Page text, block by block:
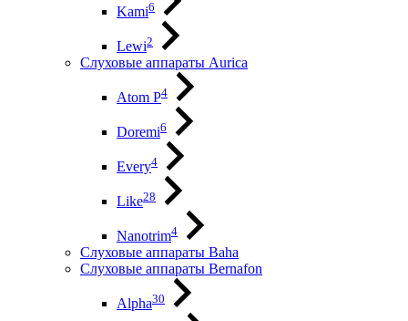
Kami6
Lewi2
Слуховые аппараты Aurica
Atom P4
Doremi6
Every4
Like28
Nanotrim4
Слуховые аппараты Baha
Слуховые аппараты Bernafon
Alpha30